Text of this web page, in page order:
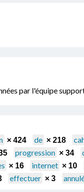
par l'équipe
× 424 de × 218
progression × 34
× 16 internet × 10
effectuer × 3